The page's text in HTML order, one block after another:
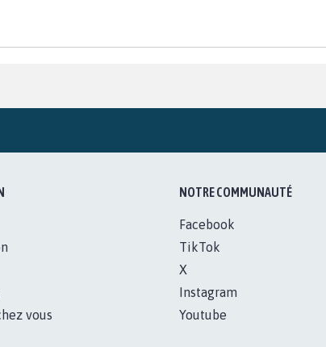
vous
NOTRE COMMUNAUTÉ
Facebook
TikTok
X
Instagram
Youtube